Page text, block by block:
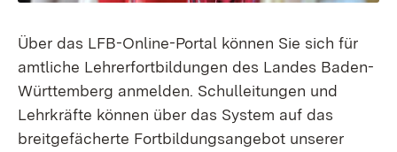
Über das LFB-Online-Portal können Sie sich für
amtliche Lehrerfortbildungen des Landes Baden-
Württemberg anmelden. Schulleitungen und
Lehrkräfte können über das System auf das
breitgefächerte Fortbildungsangebot unserer